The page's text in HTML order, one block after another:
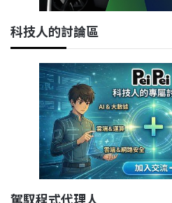
科技人的討論區
駕馭程式代理人